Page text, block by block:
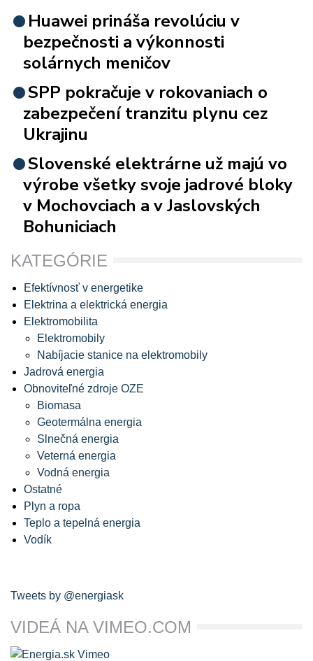
Huawei prináša revolúciu v
bezpečnosti a výkonnosti
solárnych meničov
SPP pokračuje v rokovaniach o
zabezpečení tranzitu plynu cez
Ukrajinu
Slovenské elektrárne už majú vo
výrobe všetky svoje jadrové bloky
v Mochovciach a v Jaslovských
Bohuniciach
KATEGÓRIE
Efektívnosť v energetike
Elektrina a elektrická energia
Elektromobilita
Elektromobily
Nabíjacie stanice na elektromobily
Jadrová energia
Obnoviteľné zdroje OZE
Biomasa
Geotermálna energia
Slnečná energia
Veterná energia
Vodná energia
Ostatné
Plyn a ropa
Teplo a tepelná energia
Vodík
Tweets by @energiask
VIDEÁ NA VIMEO.COM